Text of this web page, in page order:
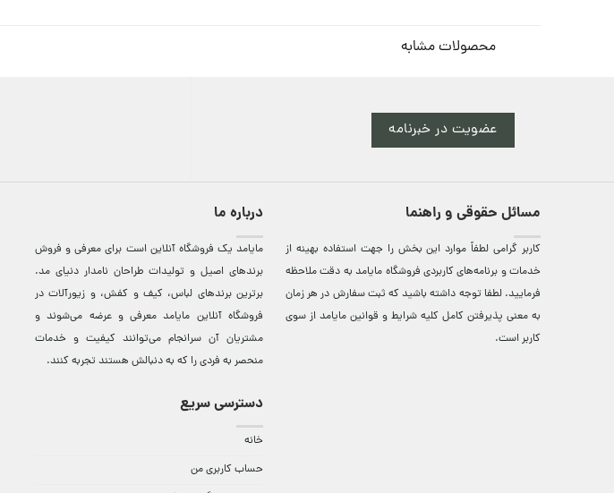
محصولات مشابه
عضویت در خبرنامه
مسائل حقوقی و راهنما
کاربر گرامی لطفاً موارد این بخش را جهت استفاده بهینه از
خدمات و برنامه‌‏های کاربردی فروشگاه مایامد به دقت ملاحظه
فرمایید. لطفا توجه داشته باشید که ثبت سفارش در هر زمان
به معنی پذیرفتن کامل کلیه شرایط و قوانین مایامد از سوی
کاربر است.
درباره ما
مایامد يک فروشگاه آنلاين است برای معرفی و فروش
برندهای اصيل و توليدات طراحان نامدار دنيای مد.
برترين‌ برندهای لباس، کيف و کفش، و زيورآلات در
فروشگاه آنلاين مایامد معرفی و عرضه می‌شوند و
مشتريان آن سرانجام می‌توانند کيفيت و خدمات
منحصر به فردی را که به دنبالش هستند تجربه کنند.
دسترسی سریع
خانه
حساب کاربری من